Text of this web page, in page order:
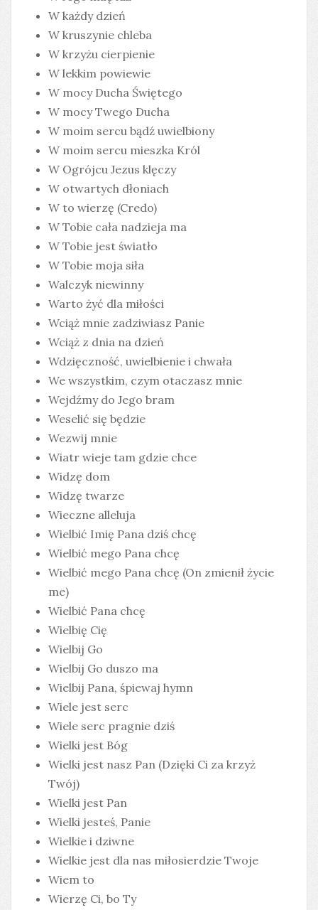
W każdy dzień
W kruszynie chleba
W krzyżu cierpienie
W lekkim powiewie
W mocy Ducha Świętego
W mocy Twego Ducha
W moim sercu bądź uwielbiony
W moim sercu mieszka Król
W Ogrójcu Jezus klęczy
W otwartych dłoniach
W to wierzę (Credo)
W Tobie cała nadzieja ma
W Tobie jest światło
W Tobie moja siła
Walczyk niewinny
Warto żyć dla miłości
Wciąż mnie zadziwiasz Panie
Wciąż z dnia na dzień
Wdzięczność, uwielbienie i chwała
We wszystkim, czym otaczasz mnie
Wejdźmy do Jego bram
Weselić się będzie
Wezwij mnie
Wiatr wieje tam gdzie chce
Widzę dom
Widzę twarze
Wieczne alleluja
Wielbić Imię Pana dziś chcę
Wielbić mego Pana chcę
Wielbić mego Pana chcę (On zmienił życie
me)
Wielbić Pana chcę
Wielbię Cię
Wielbij Go
Wielbij Go duszo ma
Wielbij Pana, śpiewaj hymn
Wiele jest serc
Wiele serc pragnie dziś
Wielki jest Bóg
Wielki jest nasz Pan (Dzięki Ci za krzyż
Twój)
Wielki jest Pan
Wielki jesteś, Panie
Wielkie i dziwne
Wielkie jest dla nas miłosierdzie Twoje
Wiem to
Wierzę Ci, bo Ty